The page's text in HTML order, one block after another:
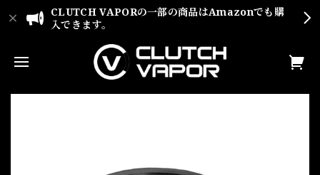
CLUTCH VAPORの一部の商品はAmazonでも購
入できます。